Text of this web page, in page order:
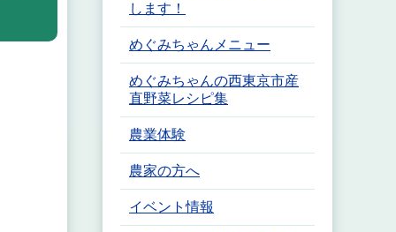
します！
めぐみちゃんメニュー
めぐみちゃんの西東京市産
直野菜レシピ集
農業体験
農家の方へ
イベント情報